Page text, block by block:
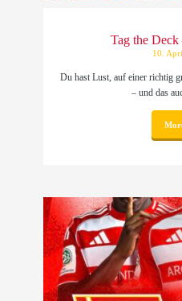
Tag the
10.
Du hast Lust, auf einer richtig
– und das